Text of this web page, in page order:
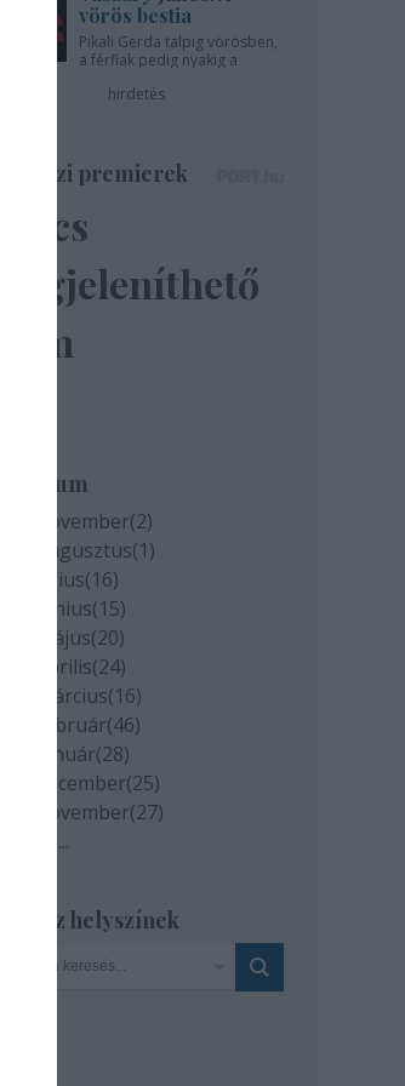
vörös bestia
Pikali Gerda talpig vörösben,
a férfiak pedig nyakig a
hirdetés
Színházi premierek
Nincs
megjeleníthető
elem
Archívum
2020 november(2)
2020 augusztus(1)
2020 július(16)
2020 június(15)
2020 május(20)
2020 április(24)
2020 március(16)
2020 február(46)
2020 január(28)
2019 december(25)
2019 november(27)
...
Szinház helyszínek